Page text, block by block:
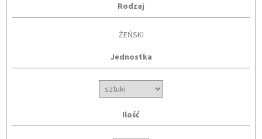
Rodzaj
ŻEŃSKI
Jednostka
Ilość